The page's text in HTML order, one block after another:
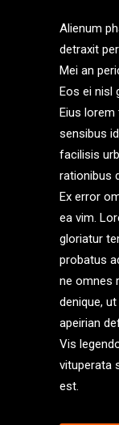
Alienum
detraxit
Mei an
Eos ei nisl
Eius lorem
sensibus
facilisis
rationibus
Ex error
ea vim.
gloriatur
probatus
ne omnes
denique,
apeirian
Vis
vituperata
est.